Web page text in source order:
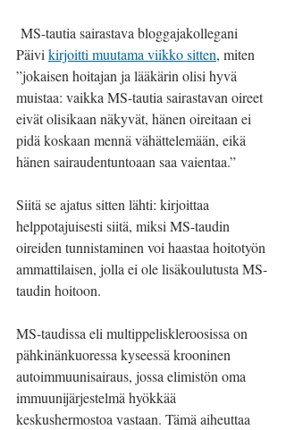
MS-tautia sairastava bloggajakollegani
Päivi kirjoitti muutama viikko sitten, miten
”jokaisen hoitajan ja lääkärin olisi hyvä
muistaa: vaikka MS-tautia sairastavan oireet
eivät olisikaan näkyvät, hänen oireitaan ei
pidä koskaan mennä vähättelemään, eikä
hänen sairaudentuntoaan saa vaientaa.”
Siitä se ajatus sitten lähti: kirjoittaa
helppotajuisesti siitä, miksi MS-taudin
oireiden tunnistaminen voi haastaa hoitotyön
ammattilaisen, jolla ei ole lisäkoulutusta MS-
taudin hoitoon.
MS-taudissa eli multippeliskleroosissa on
pähkinänkuoressa kyseessä krooninen
autoimmuunisairaus, jossa elimistön oma
immuunijärjestelmä hyökkää
keskushermostoa vastaan. Tämä aiheuttaa